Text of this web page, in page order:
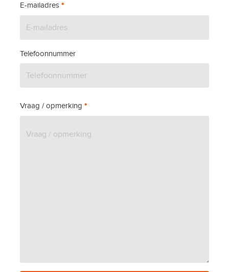
E-mailadres *
Telefoonnummer
Vraag / opmerking *